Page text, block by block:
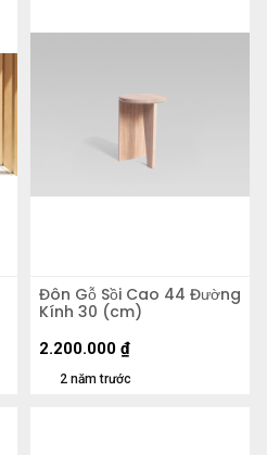
Đôn Gỗ Sồi Cao 44 Đường
Kính 30 (cm)
2 năm trước
2.200.000 ₫